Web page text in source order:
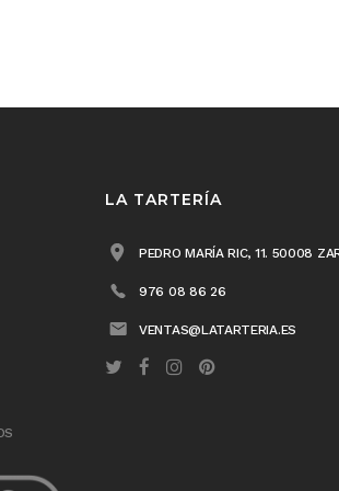
LA TARTERÍA
PEDRO MARÍA RIC, 11. 50008
976 08 86 26
VENTAS@LATARTERIA.ES